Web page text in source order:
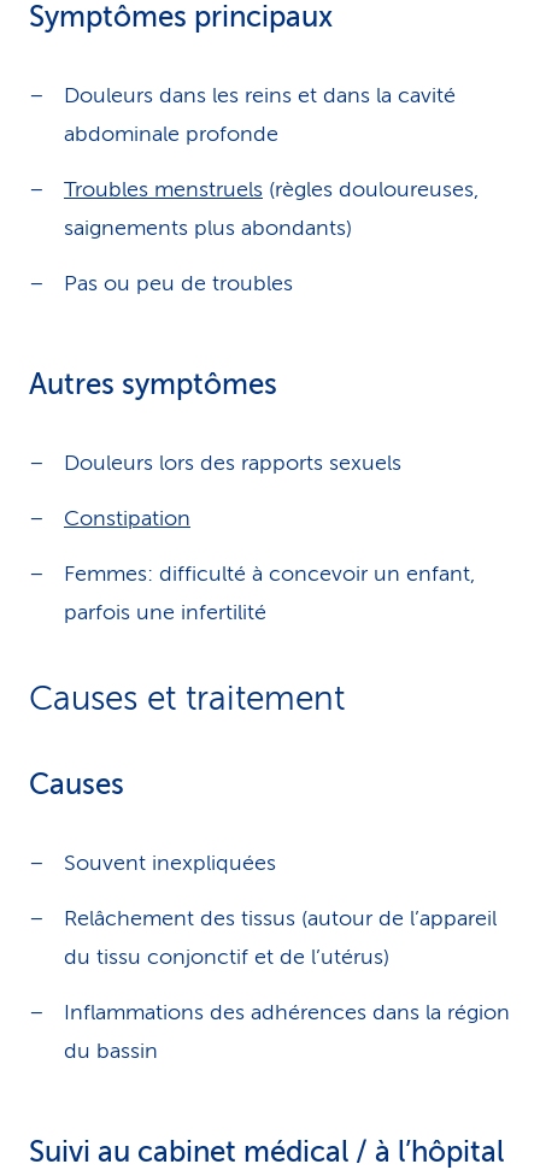
Symptômes principaux
Douleurs dans les reins et dans la cavité
abdominale profonde
Troubles menstruels (règles douloureuses,
saignements plus abondants)
Pas ou peu de troubles
Autres symptômes
Douleurs lors des rapports sexuels
Constipation
Femmes: difficulté à concevoir un enfant,
parfois une infertilité
Causes et traitement
Causes
Souvent inexpliquées
Relâchement des tissus (autour de l’appareil
du tissu conjonctif et de l’utérus)
Inflammations des adhérences dans la région
du bassin
Suivi au cabinet médical / à l’hôpital